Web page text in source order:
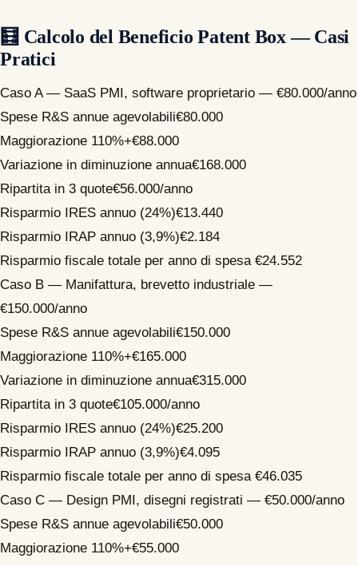
🧮 Calcolo del Beneficio Patent Box — Casi
Pratici
Caso A — SaaS PMI, software proprietario — €80.000/anno
Spese R&S annue agevolabili€80.000
Maggiorazione 110%+€88.000
Variazione in diminuzione annua€168.000
Ripartita in 3 quote€56.000/anno
Risparmio IRES annuo (24%)€13.440
Risparmio IRAP annuo (3,9%)€2.184
Risparmio fiscale totale per anno di spesa €24.552
Caso B — Manifattura, brevetto industriale —
€150.000/anno
Spese R&S annue agevolabili€150.000
Maggiorazione 110%+€165.000
Variazione in diminuzione annua€315.000
Ripartita in 3 quote€105.000/anno
Risparmio IRES annuo (24%)€25.200
Risparmio IRAP annuo (3,9%)€4.095
Risparmio fiscale totale per anno di spesa €46.035
Caso C — Design PMI, disegni registrati — €50.000/anno
Spese R&S annue agevolabili€50.000
Maggiorazione 110%+€55.000